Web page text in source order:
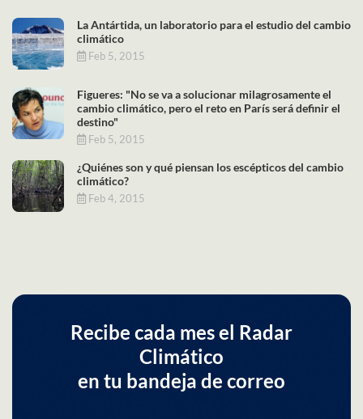
La Antártida, un laboratorio para el estudio del cambio
climático
Feb 5, 2015
Figueres: "No se va a solucionar milagrosamente el
cambio climático, pero el reto en París será definir el
destino"
Feb 5, 2015
¿Quiénes son y qué piensan los escépticos del cambio
climático?
Feb 4, 2015
Recibe cada mes el Radar
Climático
en tu bandeja de correo